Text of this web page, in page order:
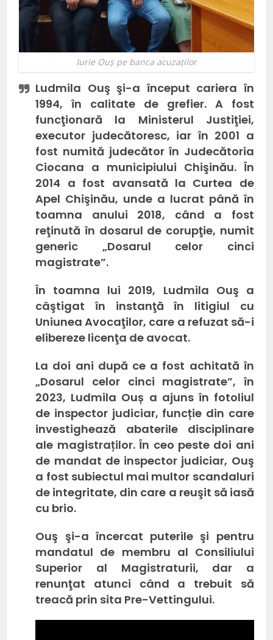
Iurie Ouş pe banca acuzaţilor
Ludmila Ouş şi-a început cariera în
1994, în calitate de grefier. A fost
funcţionară la Ministerul Justiţiei,
executor judecătoresc, iar în 2001 a
fost numită judecător în Judecătoria
Ciocana a municipiului Chişinău. În
2014 a fost avansată la Curtea de
Apel Chişinău, unde a lucrat până în
toamna anului 2018, când a fost
reţinută în dosarul de corupţie, numit
generic „Dosarul celor cinci
magistrate”.
În toamna lui 2019, Ludmila Ouş a
câştigat în instanţă în litigiul cu
Uniunea Avocaţilor, care a refuzat să-i
elibereze licenţa de avocat.
La doi ani după ce a fost achitată în
„Dosarul celor cinci magistrate”, în
2023, Ludmila Ouș a ajuns în fotoliul
de inspector judiciar, funcție din care
investighează abaterile disciplinare
ale magistraților. În ceo peste doi ani
de mandat de inspector judiciar, Ouş
a fost subiectul mai multor scandaluri
de integritate, din care a reuşit să iasă
cu brio.
Ouş şi-a încercat puterile şi pentru
mandatul de membru al Consiliului
Superior al Magistraturii, dar a
renunţat atunci când a trebuit să
treacă prin sita Pre-Vettingului.